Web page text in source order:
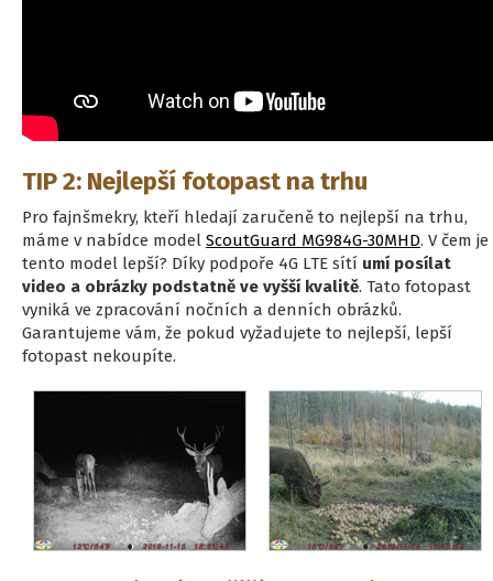
TIP 2: Nejlepší fotopast na trhu
Pro fajnšmekry, kteří hledají zaručeně to nejlepší na trhu,
máme v nabídce model ScoutGuard MG984G-30MHD. V čem je
tento model lepší? Díky podpoře 4G LTE sítí umí posílat
video a obrázky podstatně ve vyšší kvalitě. Tato fotopast
vyniká ve zpracování nočních a denních obrázků.
Garantujeme vám, že pokud vyžadujete to nejlepší, lepší
fotopast nekoupíte.